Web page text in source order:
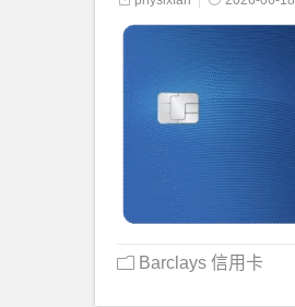
Barclays 信用卡